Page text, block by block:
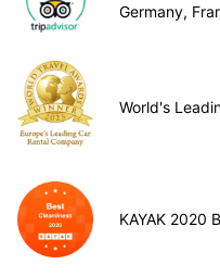
Germany,
World's
KAYAK 2020